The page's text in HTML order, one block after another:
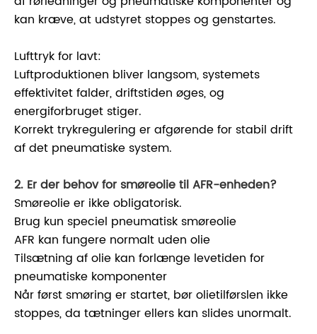
kan kræve, at udstyret stoppes og genstartes.
Lufttryk for lavt:
Luftproduktionen bliver langsom, systemets
effektivitet falder, driftstiden øges, og
energiforbruget stiger.
Korrekt trykregulering er afgørende for stabil drift
af det pneumatiske system.
2. Er der behov for smøreolie til AFR-enheden?
Smøreolie er ikke obligatorisk.
Brug kun speciel pneumatisk smøreolie
AFR kan fungere normalt uden olie
Tilsætning af olie kan forlænge levetiden for
pneumatiske komponenter
Når først smøring er startet, bør olietilførslen ikke
stoppes, da tætninger ellers kan slides unormalt.